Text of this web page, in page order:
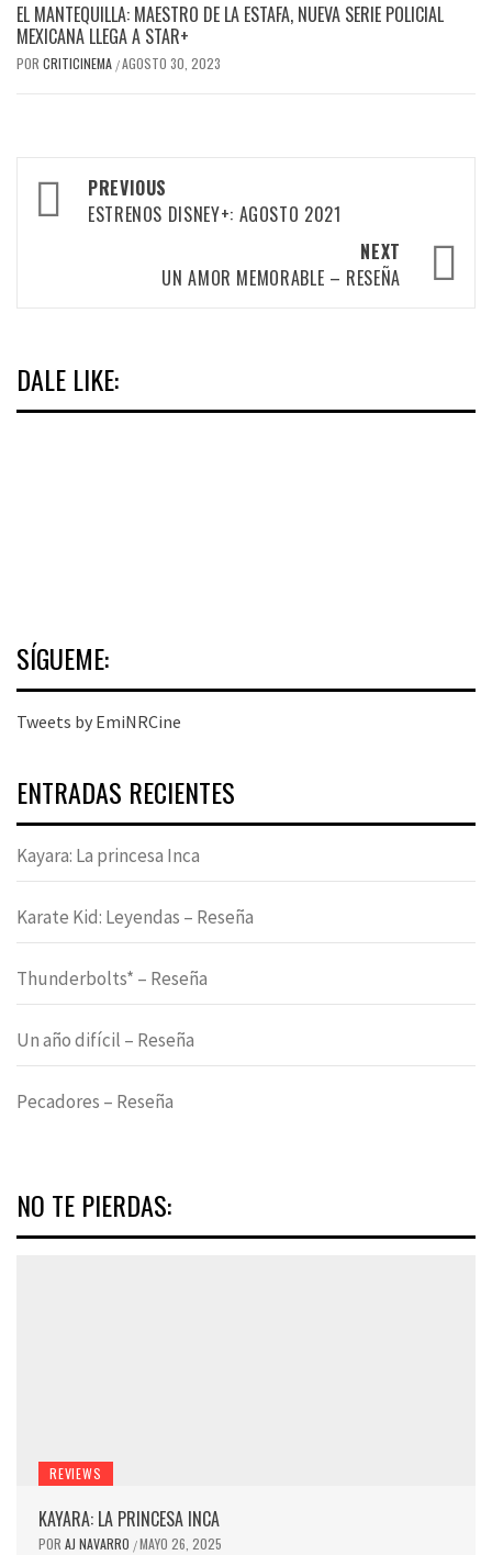
EL MANTEQUILLA: MAESTRO DE LA ESTAFA, NUEVA SERIE POLICIAL
MEXICANA LLEGA A STAR+
POR CRITICINEMA /AGOSTO 30, 2023
Post
navigation
PREVIOUS
ESTRENOS DISNEY+: AGOSTO 2021
NEXT
UN AMOR MEMORABLE – RESEÑA
DALE LIKE:
SÍGUEME:
Tweets by EmiNRCine
ENTRADAS RECIENTES
Kayara: La princesa Inca
Karate Kid: Leyendas – Reseña
Thunderbolts* – Reseña
Un año difícil – Reseña
Pecadores – Reseña
NO TE PIERDAS:
REVIEWS
KAYARA: LA PRINCESA INCA
POR AJ NAVARRO /MAYO 26, 2025